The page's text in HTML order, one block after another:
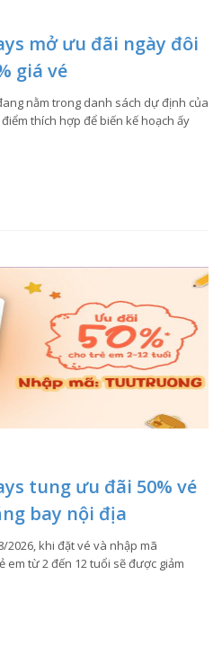
mở ưu đãi ngày đôi
giá vé
nằm trong danh sách dự định của
thích hợp để biến kế hoạch ấy
tung ưu đãi 50% vé
bay nội địa
khi đặt vé và nhập mã
em từ 2 đến 12 tuổi sẽ được giảm